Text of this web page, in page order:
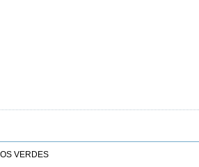
VERDES